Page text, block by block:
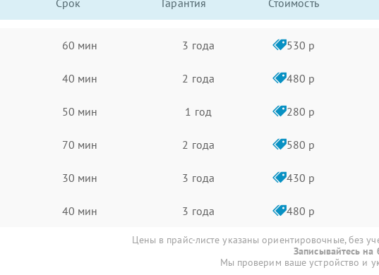
Срок Гарантия Стоимость
60 мин 3 года 530 р
40 мин 2 года 480 р
50 мин 1 год 280 р
70 мин 2 года 580 р
30 мин 3 года 430 р
40 мин 3 года 480 р
Цены в прайс-листе указаны ориентировочные, без
Записывайтесь на
Мы проверим ваше устройство и